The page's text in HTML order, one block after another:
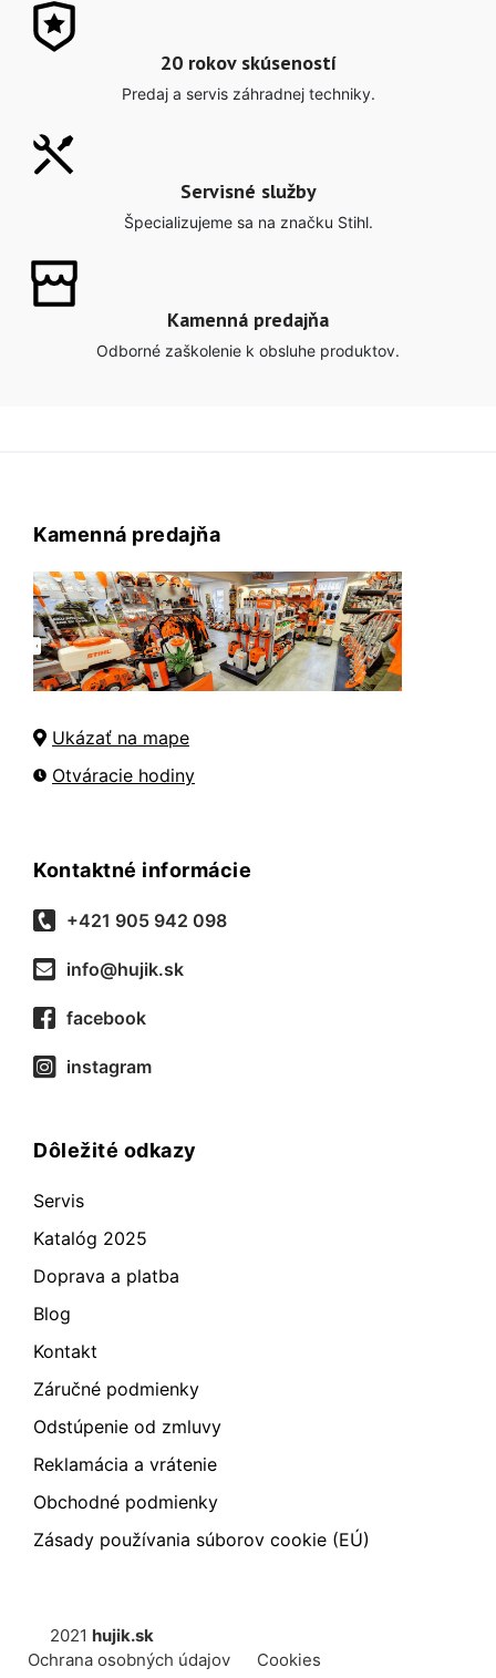
20 rokov skúseností
Predaj a servis záhradnej techniky.
Servisné služby
Špecializujeme sa na značku Stihl.
Kamenná predajňa
Odborné zaškolenie k obsluhe produktov.
Kamenná predajňa
Ukázať na mape
Otváracie hodiny
Kontaktné informácie
+421 905 942 098
info@hujik.sk
facebook
instagram
Dôležité odkazy
Servis
Katalóg 2025
Doprava a platba
Blog
Kontakt
Záručné podmienky
Odstúpenie od zmluvy
Reklamácia a vrátenie
Obchodné podmienky
Zásady používania súborov cookie (EÚ)
2021 hujik.sk
Ochrana osobných údajov
Cookies